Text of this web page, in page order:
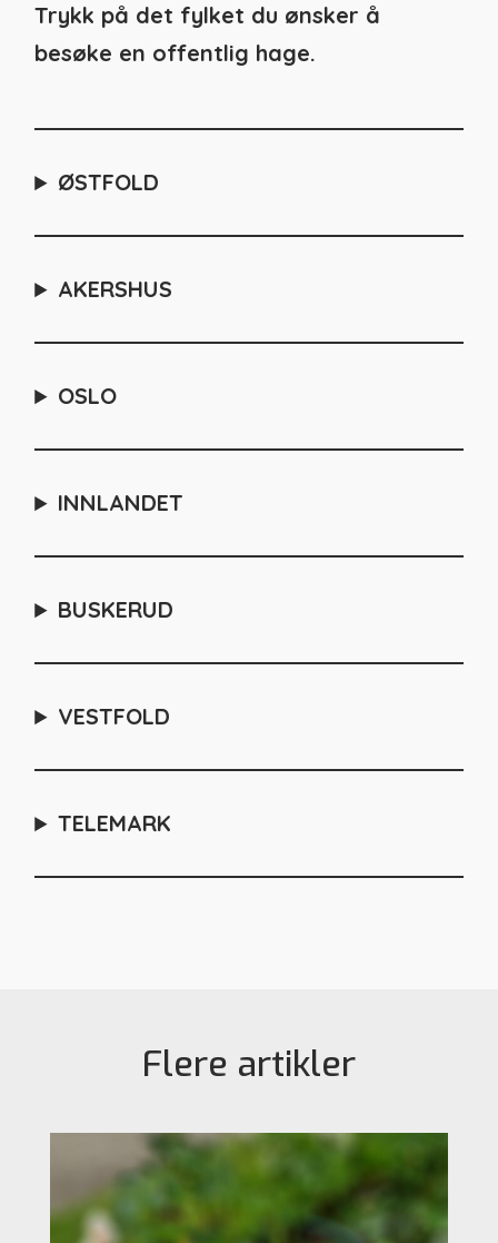
Trykk på det fylket du ønsker å
besøke en offentlig hage.
ØSTFOLD
AKERSHUS
OSLO
INNLANDET
BUSKERUD
VESTFOLD
TELEMARK
Flere artikler